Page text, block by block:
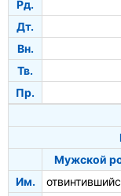
Рд.
Дт.
Вн.
Тв.
Пр.
Мужской
Им.